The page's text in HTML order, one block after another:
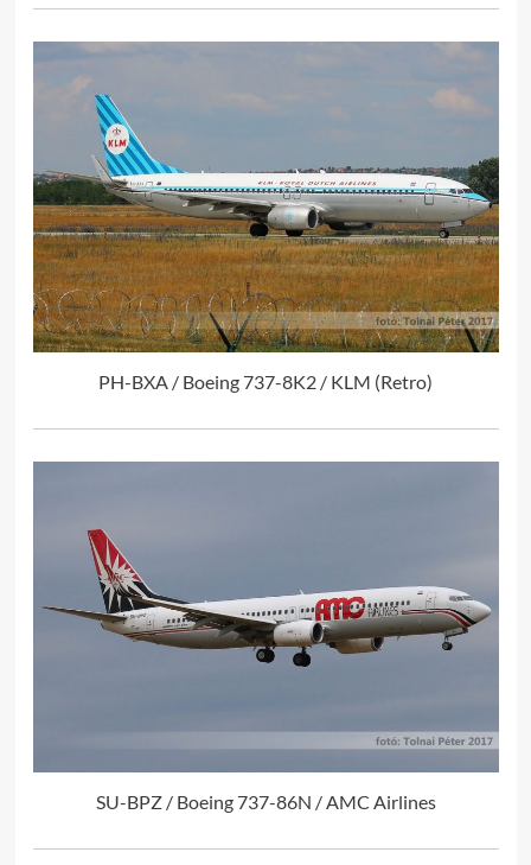
PH-BXA / Boeing 737-8K2 / KLM (Retro)
SU-BPZ / Boeing 737-86N / AMC Airlines